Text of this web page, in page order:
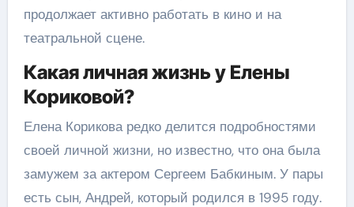
продолжает активно работать в кино и на
театральной сцене.
Какая личная жизнь у Елены
Кориковой?
Елена Корикова редко делится подробностями
своей личной жизни, но известно, что она была
замужем за актером Сергеем Бабкиным. У пары
есть сын, Андрей, который родился в 1995 году.